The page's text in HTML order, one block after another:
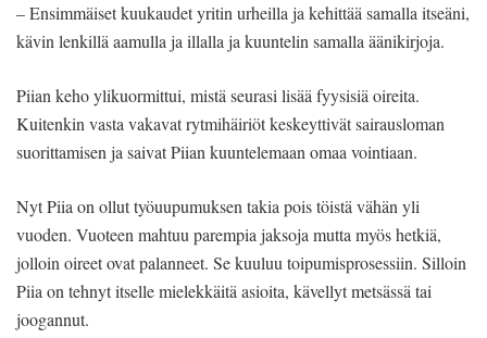
– Ensimmäiset kuukaudet yritin urheilla ja kehittää samalla itseäni,
kävin lenkillä aamulla ja illalla ja kuuntelin samalla äänikirjoja.
Piian keho ylikuormittui, mistä seurasi lisää fyysisiä oireita.
Kuitenkin vasta vakavat rytmihäiriöt keskeyttivät sairausloman
suorittamisen ja saivat Piian kuuntelemaan omaa vointiaan.
Nyt Piia on ollut työuupumuksen takia pois töistä vähän yli
vuoden. Vuoteen mahtuu parempia jaksoja mutta myös hetkiä,
jolloin oireet ovat palanneet. Se kuuluu toipumisprosessiin. Silloin
Piia on tehnyt itselle mielekkäitä asioita, kävellyt metsässä tai
joogannut.